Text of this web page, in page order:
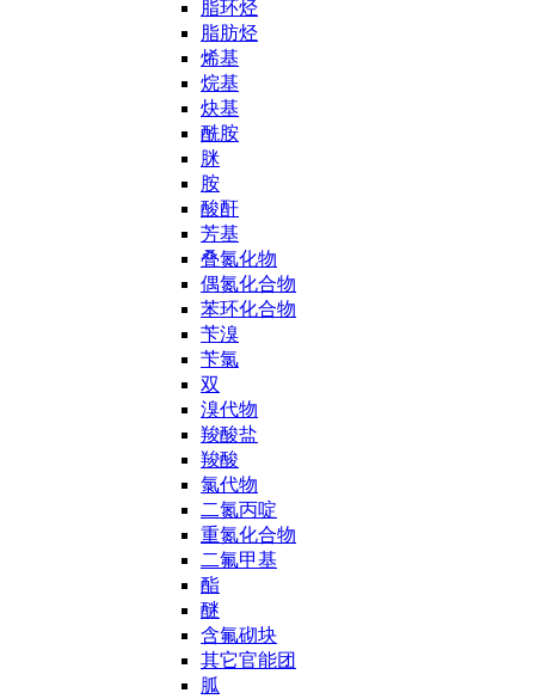
脂环烃
脂肪烃
烯基
烷基
炔基
酰胺
脒
胺
酸酐
芳基
叠氮化物
偶氮化合物
苯环化合物
苄溴
苄氯
双
溴代物
羧酸盐
羧酸
氯代物
二氮丙啶
重氮化合物
二氟甲基
酯
醚
含氟砌块
其它官能团
胍